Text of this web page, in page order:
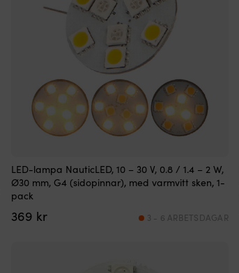
LED-lampa NauticLED, 10 – 30 V, 0.8 / 1.4 – 2 W,
Ø30 mm, G4 (sidopinnar), med varmvitt sken, 1-
pack
369 kr 3 - 6 ARBETSDAGAR